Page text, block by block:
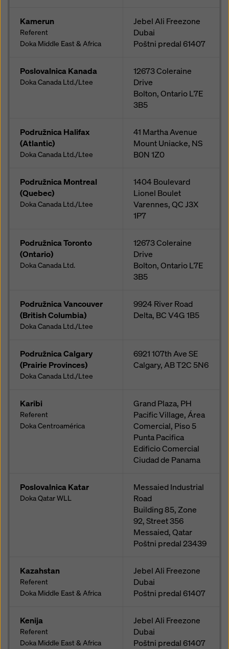
Kamerun
Referent
Doka Middle East & Africa
Jebel Ali Freezone
Dubai
Poštni predal61407
Poslovalnica Kanada
Doka Canada Ltd./Ltee
12673 Coleraine
Drive
Bolton, OntarioL7E
3B5
Podružnica Halifax
(Atlantic)
Doka Canada Ltd./Ltee
41 Martha Avenue
Mount Uniacke, NS
B0N 1Z0
Podružnica Montreal
(Quebec)
Doka Canada Ltd./Ltee
1404 Boulevard
Lionel Boulet
Varennes, QCJ3X
1P7
Podružnica Toronto
(Ontario)
Doka Canada Ltd.
12673 Coleraine
Drive
Bolton, OntarioL7E
3B5
Podružnica Vancouver
(British Columbia)
Doka Canada Ltd./Ltee
9924 River Road
Delta, BCV4G 1B5
Podružnica Calgary
(Prairie Provinces)
Doka Canada Ltd./Ltee
6921 107th Ave SE
Calgary, ABT2C 5N6
Karibi
Referent
Doka Centroamérica
Grand Plaza, PH
Pacific Village, Área
Comercial, Piso 5
Punta Pacifica
Edificio Comercial
Ciudad de Panama
Poslovalnica Katar
Doka Qatar WLL
Messaied Industrial
Road
Building 85, Zone
92, Street 356
Messaied, Qatar
Poštni predal23439
Kazahstan
Referent
Doka Middle East & Africa
Jebel Ali Freezone
Dubai
Poštni predal61407
Kenija
Referent
Doka Middle East & Africa
Jebel Ali Freezone
Dubai
Poštni predal61407